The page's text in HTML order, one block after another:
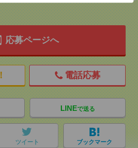
応募ページへ
電話応募
LINEで送る
ツイート ブックマーク